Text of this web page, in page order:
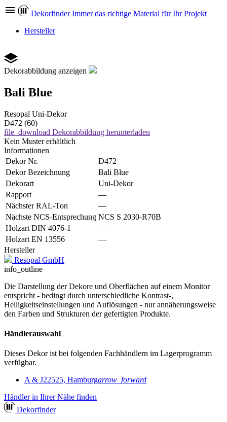
Dekorfinder Immer das richtige Material für Ihr Projekt
Hersteller
Dekorabbildung anzeigen
Bali Blue
Resopal Uni-Dekor
D472 (60)
file_download Dekorabbildung herunterladen
Kein Muster erhältlich
Informationen
Dekor Nr.
D472
Dekor Bezeichnung
Bali Blue
Dekorart
Uni-Dekor
Rapport
—
Nächster RAL-Ton
—
Nächste NCS-Entsprechung NCS S 2030-R70B
Holzart DIN 4076-1
—
Holzart EN 13556
—
Hersteller
Resopal GmbH
info_outline
Die Darstellung der Dekore und Oberflächen auf einem Monitor
entspricht - bedingt durch unterschiedliche Kontrast-,
Helligkeitseinstellungen und Auflösungen - nur annäherungsweise
den Farben und Strukturen der gefertigten Produkte.
Händlerauswahl
Dieses Dekor ist bei folgenden Fachhändlern im Lagerprogramm
verfügbar.
A & J22525, Hamburgarrow_forward
Händler in Ihrer Nähe finden
Dekorfinder